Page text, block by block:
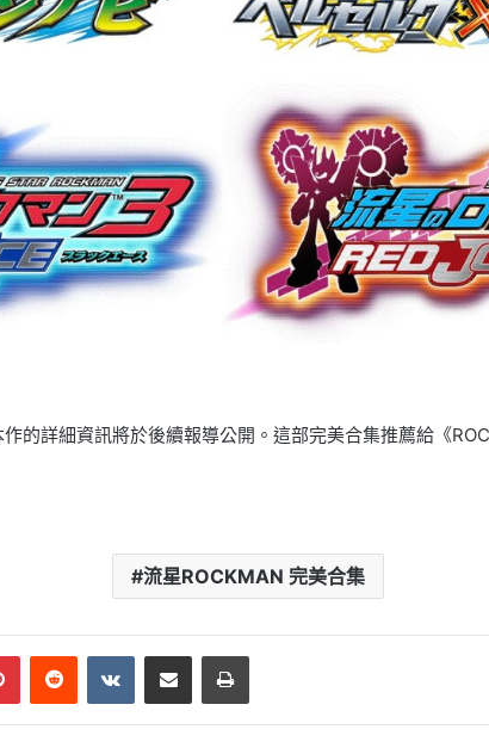
的詳細資訊將於後續報導公開。這部完美合集推薦給《
流星ROCKMAN 完美合集
PinterestReddit VKontakteShare via Email Print